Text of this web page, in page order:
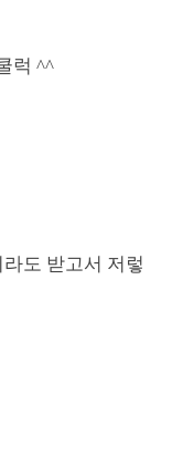
럭 ^^
도 받고서 저렇